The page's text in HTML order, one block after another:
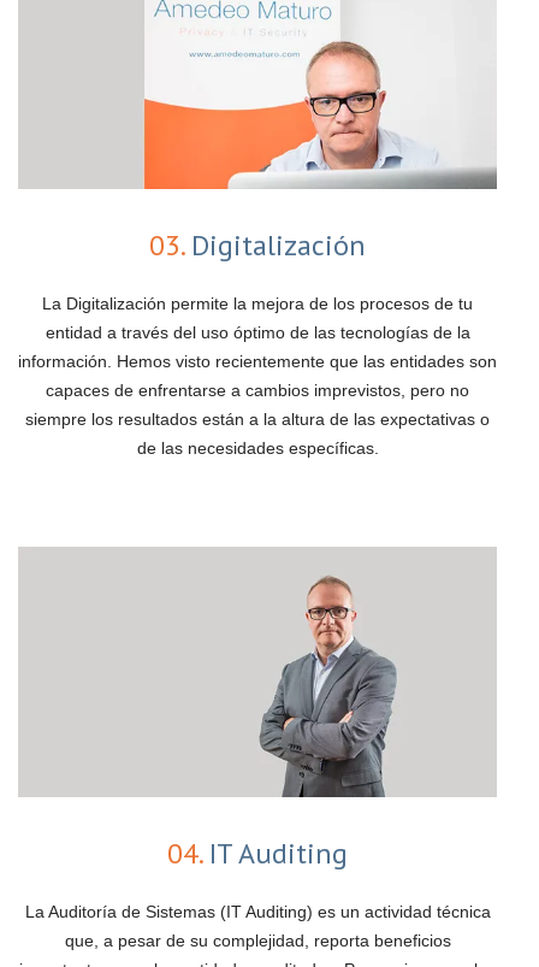
03.Digitalización
La Digitalización permite la mejora de los procesos de tu
entidad a través del uso óptimo de las tecnologías de la
información. Hemos visto recientemente que las entidades son
capaces de enfrentarse a cambios imprevistos, pero no
siempre los resultados están a la altura de las expectativas o
de las necesidades específicas.
04.IT Auditing
La Auditoría de Sistemas (IT Auditing) es un actividad técnica
que, a pesar de su complejidad, reporta beneficios